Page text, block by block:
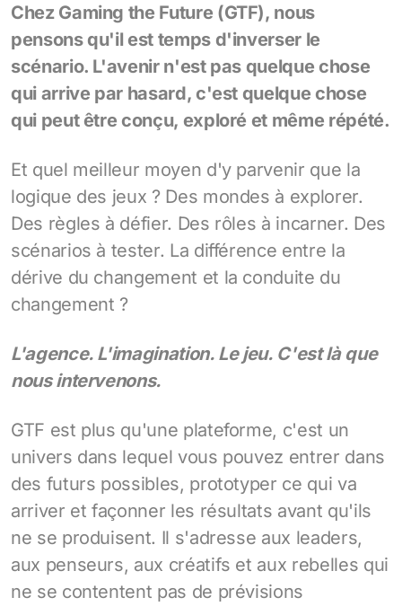
Chez Gaming the Future (GTF), nous
pensons qu'il est temps d'inverser le
scénario. L'avenir n'est pas quelque chose
qui arrive par hasard, c'est quelque chose
qui peut être conçu, exploré et même répété.
Et quel meilleur moyen d'y parvenir que la
logique des jeux ? Des mondes à explorer.
Des règles à défier. Des rôles à incarner. Des
scénarios à tester. La différence entre la
dérive du changement et la conduite du
changement ?
L'agence. L'imagination. Le jeu. C'est là que
nous intervenons.
GTF est plus qu'une plateforme, c'est un
univers dans lequel vous pouvez entrer dans
des futurs possibles, prototyper ce qui va
arriver et façonner les résultats avant qu'ils
ne se produisent. Il s'adresse aux leaders,
aux penseurs, aux créatifs et aux rebelles qui
ne se contentent pas de prévisions